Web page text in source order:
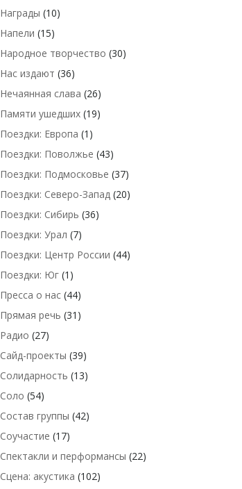
Награды (10)
Напели (15)
Народное творчество (30)
Нас издают (36)
Нечаянная слава (26)
Памяти ушедших (19)
Поездки: Европа (1)
Поездки: Поволжье (43)
Поездки: Подмосковье (37)
Поездки: Северо-Запад (20)
Поездки: Сибирь (36)
Поездки: Урал (7)
Поездки: Центр России (44)
Поездки: Юг (1)
Пресса о нас (44)
Прямая речь (31)
Радио (27)
Сайд-проекты (39)
Солидарность (13)
Соло (54)
Состав группы (42)
Соучастие (17)
Спектакли и перформансы (22)
Сцена: акустика (102)